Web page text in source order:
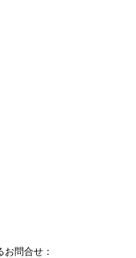
問合せ：